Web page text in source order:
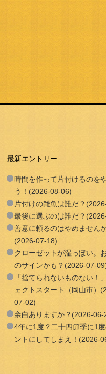
最新エントリー
時間を作って片付けるのを
う！(2026-08-06)
片付けの雑魚は誰だ？
最後に選ぶのは誰だ？
善意に頼るのはやめません
(2026-07-18)
クローゼットが湿っぽい。
のサインかも？(2026-07-
「捨てられないものない！
ェクトスタート（岡山市）
07-02)
余白ありますか？(2026-06-
4年に1度？二十四節季に1
ントにしてしまえ！(2026-